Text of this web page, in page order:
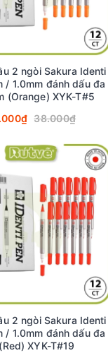
2 ngòi Sakura Identi
/ 1.0mm đánh dấu đa
(Orange) XYK-T#5
38.000₫
2 ngòi Sakura Identi
/ 1.0mm đánh dấu đa
XYK-T#19